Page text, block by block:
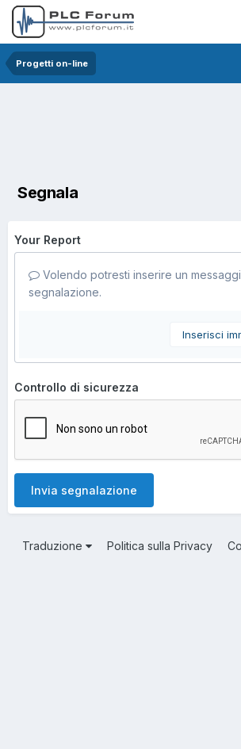
Progetti on-line
Segnala
Your Report
Volendo potresti inserire un
segnalazione.
Inserisci
Controllo di sicurezza
Invia segnalazione
Traduzione Politica sulla Privacy